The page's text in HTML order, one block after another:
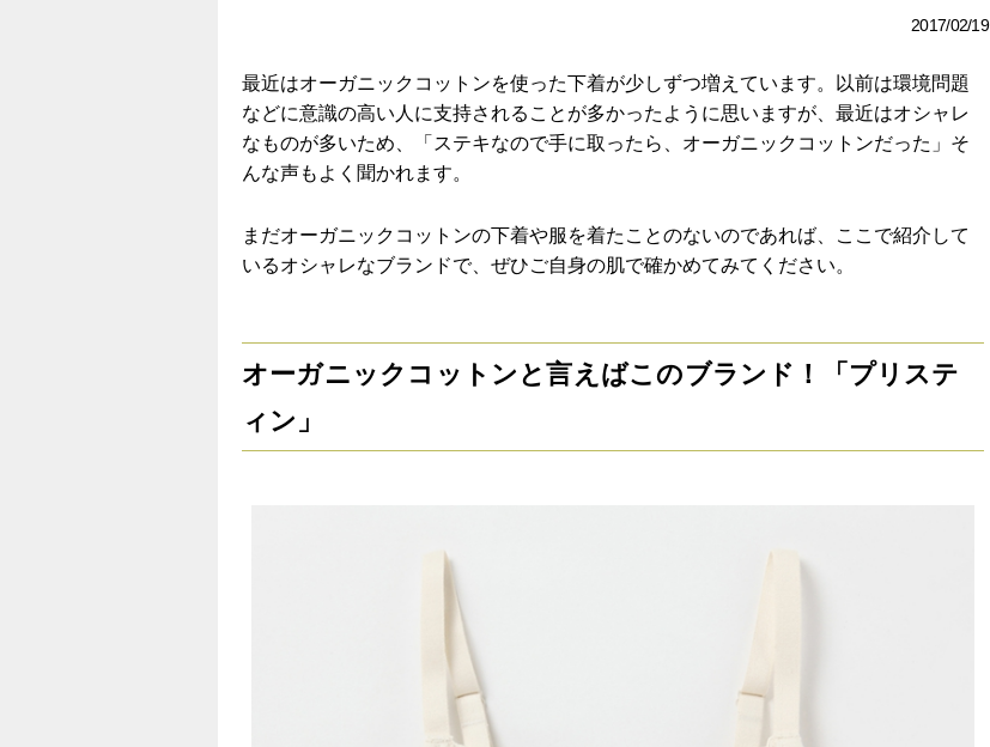
2017/02/19
最近はオーガニックコットンを使った下着が少しずつ増えています。以前は環境問題
などに意識の高い人に支持されることが多かったように思いますが、最近はオシャレ
なものが多いため、「ステキなので手に取ったら、オーガニックコットンだった」そ
んな声もよく聞かれます。
まだオーガニックコットンの下着や服を着たことのないのであれば、ここで紹介して
いるオシャレなブランドで、ぜひご自身の肌で確かめてみてください。
オーガニックコットンと言えばこのブランド！「プリステ
ィン」